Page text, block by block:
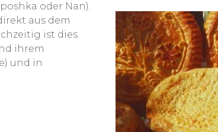
oder Nan).
aus dem
ist dies
ihrem
und in